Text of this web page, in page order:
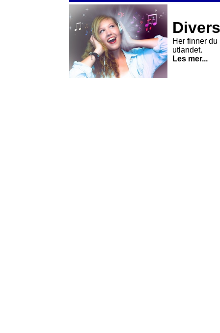
Her finner
utlandet.
Les mer...